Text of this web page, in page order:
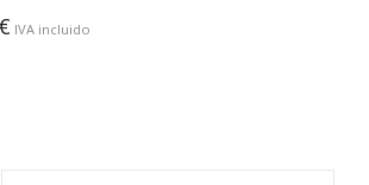
€ Rango
IVA incluido